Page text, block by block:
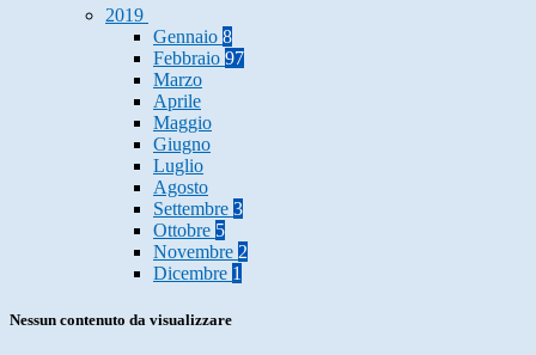
2019
Gennaio 8
Febbraio 97
Marzo
Aprile
Maggio
Giugno
Luglio
Agosto
Settembre 3
Ottobre 5
Novembre 2
Dicembre 1
Nessun contenuto da visualizzare